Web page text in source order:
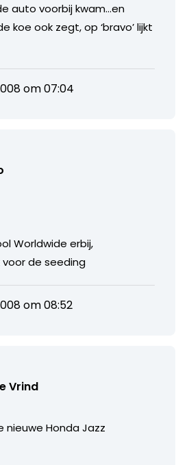
auto voorbij kwam…en
koe ook zegt, op ‘bravo’ lijkt
om 07:04
Worldwide erbij,
de seeding
om 08:52
Vrind
nieuwe Honda Jazz